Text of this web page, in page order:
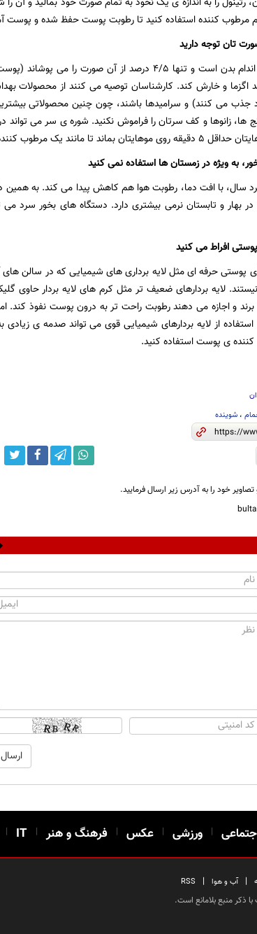
مرطوب کننده استفاده کنید تا رطوبت پوست حفظ شده و پوست
اگزما و خارش کند. کارشناسان توصیه می کنند از محصولات
جذب می کنند) و سرامیدها باشند، چون چنین محصولاتی
ها، زانوها و کف سرتان را فراموش نکنید. شوره ی سر می
یک مرطوب کننده برای پوست سرتان عمل کند.
سال، با افت دما، رطوبت هوا هم کاهش پیدا می کند. به
بهار و تابستان نرمی بیشتری دارد. دستگاه های بخور سرد
پوستی حرفه ای مثل لایه برداری های شیمیایی که در سالن
لایه بردارهای ضعیف تر مثل کرم های لایه بردار حاوی
و اجازه می دهند رطوبت راحت تر به درون پوست نفوذ کند.
از لایه بردارهای شیمیایی قوی می تواند صدمه ی
ی پوست استفاده کنید.
، شوینده
خود را به آدرس زیر ارسال فرمایید.
| ورزشی | عکس | فرهنگ و هنر |
IT
|
| آب و هوا |
RSS
ذکر منبع بلامانع است.